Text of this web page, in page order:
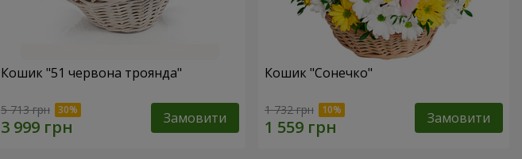
Кошик "51 червона троянда"
5 713 грн Замовити
Кошик "Сонечко"
1 732 грн Замовити